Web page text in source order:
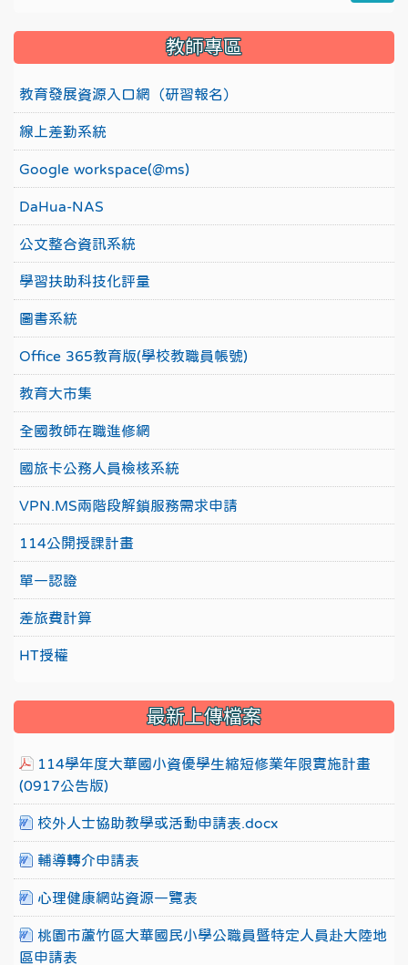
教師專區
教育發展資源入口網（研習報名）
線上差勤系統
Google workspace(@ms)
DaHua-NAS
公文整合資訊系統
學習扶助科技化評量
圖書系統
Office 365教育版(學校教職員帳號)
教育大市集
全國教師在職進修網
國旅卡公務人員檢核系統
VPN.MS兩階段解鎖服務需求申請
114公開授課計畫
單一認證
差旅費計算
HT授權
最新上傳檔案
114學年度大華國小資優學生縮短修業年限實施計畫
(0917公告版)
校外人士協助教學或活動申請表.docx
輔導轉介申請表
心理健康網站資源一覽表
桃園市蘆竹區大華國民小學公職員暨特定人員赴大陸地
區申請表